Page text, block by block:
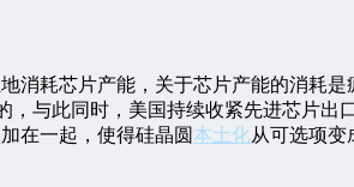
消耗芯片产能，关于芯片产能的消耗
，与此同时，美国持续收紧先进芯片
在一起，使得硅晶圆本土化从可选项变